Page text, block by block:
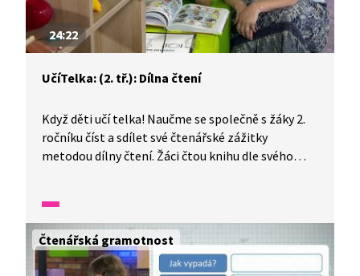
24:22
UčíTelka: (2. tř.): Dílna čtení
Když děti učí telka! Naučme se společně s žáky 2.
ročníku číst a sdílet své čtenářské zážitky
metodou dílny čtení. Žáci čtou knihu dle svého
zkušenostmi. Následuje diskuze se sdílením
čtenářských zážitků a přemýšlení o postavě.
Čtenářská gramotnost